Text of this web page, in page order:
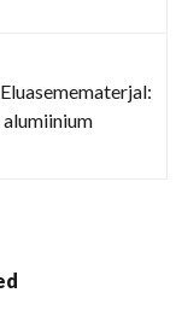
Eluasemematerjal:
alumiinium